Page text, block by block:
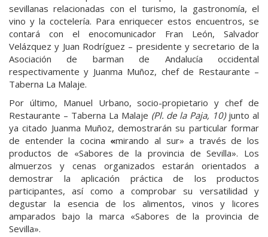
sevillanas relacionadas con el turismo, la gastronomía, el
vino y la coctelería. Para enriquecer estos encuentros, se
contará con el enocomunicador Fran León, Salvador
Velázquez y Juan Rodríguez – presidente y secretario de la
Asociación de barman de Andalucía occidental
respectivamente y Juanma Muñoz, chef de Restaurante –
Taberna La Malaje.
Por último, Manuel Urbano, socio-propietario y chef de
Restaurante – Taberna La Malaje (Pl. de la Paja, 10)junto al
ya citado Juanma Muñoz, demostrarán su particular formar
de entender la cocina «mirando al sur» a través de los
productos de «Sabores de la provincia de Sevilla». Los
almuerzos y cenas organizados estarán orientados a
demostrar la aplicación práctica de los productos
participantes, así como a comprobar su versatilidad y
degustar la esencia de los alimentos, vinos y licores
amparados bajo la marca «Sabores de la provincia de
Sevilla».